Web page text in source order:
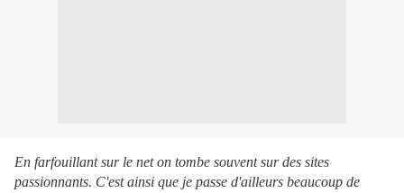
En farfouillant sur le net on tombe souvent sur des sites
passionnants. C'est ainsi que je passe d'ailleurs beaucoup de